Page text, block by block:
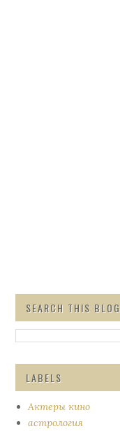
SEARCH THIS BLOG
LABELS
Актеры кино
астрология